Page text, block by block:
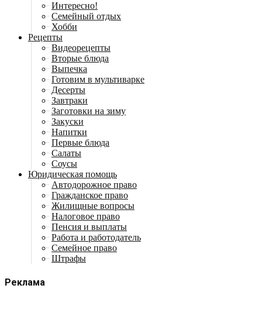
Интересно!
Семейный отдых
Хобби
Рецепты
Видеорецепты
Вторые блюда
Выпечка
Готовим в мультиварке
Десерты
Завтраки
Заготовки на зиму
Закуски
Напитки
Первые блюда
Салаты
Соусы
Юридическая помощь
Автодорожное право
Гражданское право
Жилищные вопросы
Налоговое право
Пенсия и выплаты
Работа и работодатель
Семейное право
Штрафы
Реклама